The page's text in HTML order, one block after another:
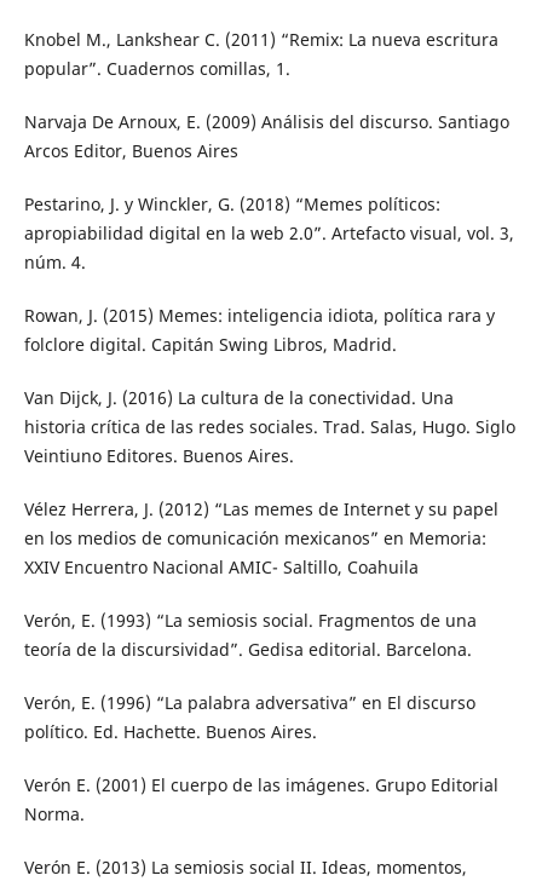
Knobel M., Lankshear C. (2011) “Remix: La nueva escritura
popular”. Cuadernos comillas, 1.
Narvaja De Arnoux, E. (2009) Análisis del discurso. Santiago
Arcos Editor, Buenos Aires
Pestarino, J. y Winckler, G. (2018) “Memes políticos:
apropiabilidad digital en la web 2.0”. Artefacto visual, vol. 3,
núm. 4.
Rowan, J. (2015) Memes: inteligencia idiota, política rara y
folclore digital. Capitán Swing Libros, Madrid.
Van Dijck, J. (2016) La cultura de la conectividad. Una
historia crítica de las redes sociales. Trad. Salas, Hugo. Siglo
Veintiuno Editores. Buenos Aires.
Vélez Herrera, J. (2012) “Las memes de Internet y su papel
en los medios de comunicación mexicanos” en Memoria:
XXIV Encuentro Nacional AMIC- Saltillo, Coahuila
Verón, E. (1993) “La semiosis social. Fragmentos de una
teoría de la discursividad”. Gedisa editorial. Barcelona.
Verón, E. (1996) “La palabra adversativa” en El discurso
político. Ed. Hachette. Buenos Aires.
Verón E. (2001) El cuerpo de las imágenes. Grupo Editorial
Norma.
Verón E. (2013) La semiosis social II. Ideas, momentos,